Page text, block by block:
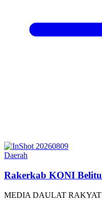
Daerah
Rakerkab KONI
MEDIA DAULAT